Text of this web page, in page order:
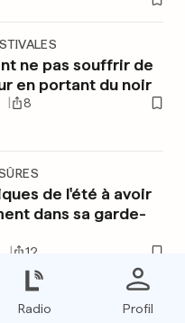
ne pas souffrir de
en portant du noir
8
de l'été à avoir
dans sa garde-
12
SUR LES RÉSEAUX
Radio Profil